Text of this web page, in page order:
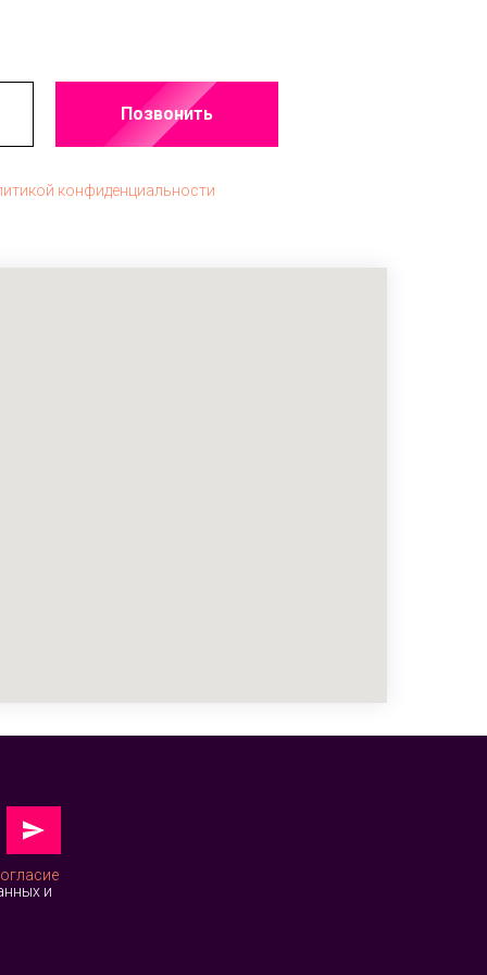
Позвонить
конфиденциальности
и